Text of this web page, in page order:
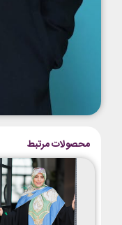
محصولات مرتبط